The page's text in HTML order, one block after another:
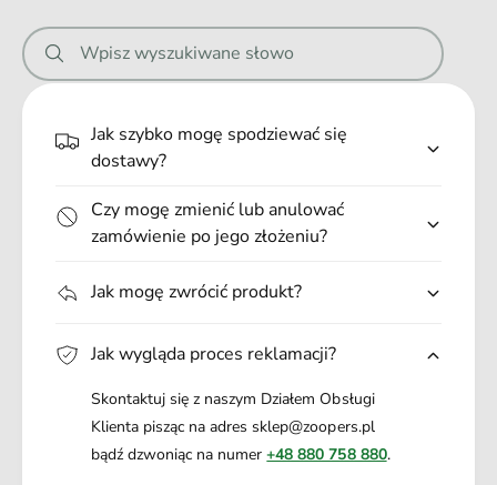
Przysmaki z kurczaka można podawaćpsom każdej rasy i w
każdym wieku– od szczeniąt po seniorów. Sprawdzą się
zdrowa przekąska między posiłkami. Dzięki lekkostrawności i
prostemu składowi są odpowiednie również dla psów o
wrażliwszym układzie pokarmowym. To zdrowa i smaczna
forma nagrody, która sprawi radość każdemu pupilowi.
i
e
Wpisz wyszukiwane słowo
Jak szybko mogę spodziewać się
dostawy?
Czy mogę zmienić lub anulować
zamówienie po jego złożeniu?
Jak mogę zwrócić produkt?
Jak wygląda proces reklamacji?
Skontaktuj się z naszym Działem Obsługi
Klienta pisząc na adres sklep@zoopers.pl
bądź dzwoniąc na numer+48 880 758 880.